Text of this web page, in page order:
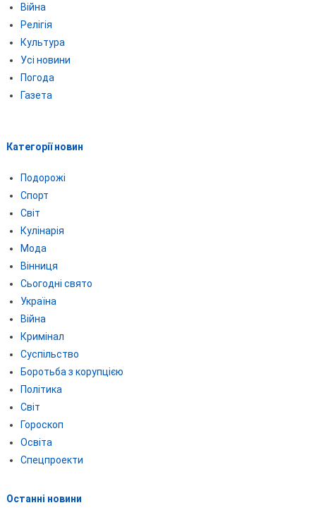
Війна
Релігія
Культура
Усі новини
Погода
Газета
Категорії новин
Подорожі
Спорт
Світ
Кулінарія
Мода
Вінниця
Сьогодні свято
Україна
Війна
Кримінал
Суспільство
Боротьба з корупцією
Політика
Світ
Гороскоп
Освіта
Спецпроекти
Останні новини